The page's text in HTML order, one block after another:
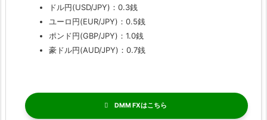
ドル円(USD/JPY)：0.3銭
ユーロ円(EUR/JPY)：0.5銭
ポンド円(GBP/JPY)：1.0銭
豪ドル円(AUD/JPY)：0.7銭
DMM FX